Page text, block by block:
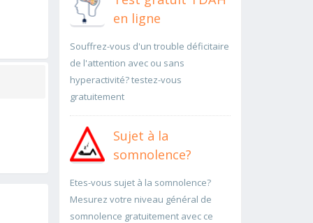
en ligne
Souffrez-vous d'un trouble déficitaire
de l'attention avec ou sans
hyperactivité? testez-vous
gratuitement
Sujet à la
somnolence?
Etes-vous sujet à la somnolence?
Mesurez votre niveau général de
somnolence gratuitement avec ce